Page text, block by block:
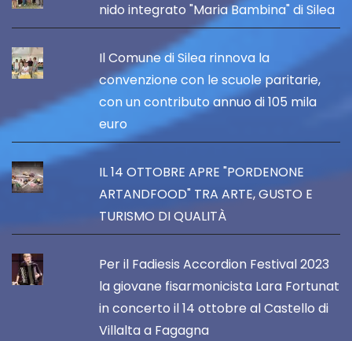
nido integrato "Maria Bambina" di Silea
Il Comune di Silea rinnova la
convenzione con le scuole paritarie,
con un contributo annuo di 105 mila
euro
IL 14 OTTOBRE APRE "PORDENONE
ARTANDFOOD" TRA ARTE, GUSTO E
TURISMO DI QUALITÀ
Per il Fadiesis Accordion Festival 2023
la giovane fisarmonicista Lara Fortunat
in concerto il 14 ottobre al Castello di
Villalta a Fagagna